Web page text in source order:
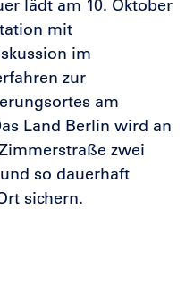
lädt am 10. Oktober
mit
im
zur
am
Land Berlin wird an
zwei
so dauerhaft
sichern.